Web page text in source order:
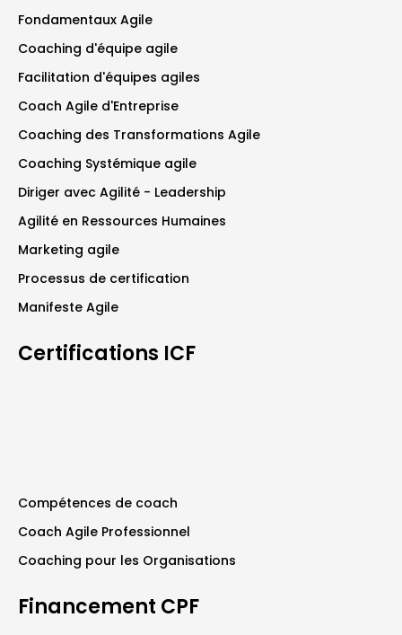
Fondamentaux Agile
Coaching d'équipe agile
Facilitation d'équipes agiles
Coach Agile d'Entreprise
Coaching des Transformations Agile
Coaching Systémique agile
Diriger avec Agilité - Leadership
Agilité en Ressources Humaines
Marketing agile
Processus de certification
Manifeste Agile
Certifications ICF
Compétences de coach
Coach Agile Professionnel
Coaching pour les Organisations
Financement CPF